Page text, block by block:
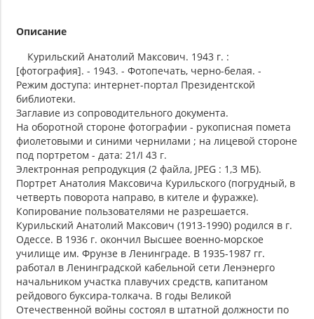
Описание
Курильский Анатолий Максович. 1943 г. :
[фотография]. - 1943. - Фотопечать, черно-белая. -
Режим доступа: интернет-портал Президентской
библиотеки.
Заглавие из сопроводительного документа.
На оборотной стороне фотографии - рукописная помета
фиолетовыми и синими чернилами ; на лицевой стороне
под портретом - дата: 21/I 43 г.
Электронная репродукция (2 файла, JPEG : 1,3 МБ).
Портрет Анатолия Максовича Курильского (погрудный, в
четверть поворота направо, в кителе и фуражке).
Копирование пользователями не разрешается.
Курильский Анатолий Максович (1913-1990) родился в г.
Одессе. В 1936 г. окончил Высшее военно-морское
училище им. Фрунзе в Ленинграде. В 1935-1987 гг.
работал в Ленинградской кабельной сети Ленэнерго
начальником участка плавучих средств, капитаном
рейдового буксира-толкача. В годы Великой
Отечественной войны состоял в штатной должности по